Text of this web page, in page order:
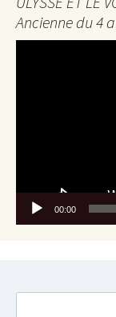
Ancienne du 4
00:00